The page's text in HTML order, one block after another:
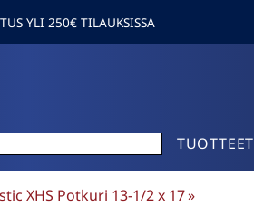
YLI 250€ TILAUKSISSA
TUOTTEET
XHS Potkuri 13-1/2 x 17‪»